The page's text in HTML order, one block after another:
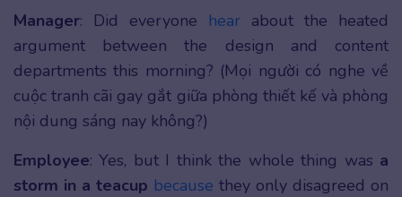
Manager: Did everyone hear about the heated
argument between the design and content
departments this morning? (Mọi người có nghe về
cuộc tranh cãi gay gắt giữa phòng thiết kế và phòng
nội dung sáng nay không?)
Employee: Yes, but I think the whole thing was a
storm in a teacup because they only disagreed on